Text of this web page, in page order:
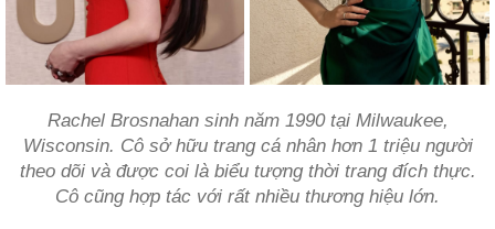
Rachel Brosnahan sinh năm 1990 tại Milwaukee,
Wisconsin. Cô sở hữu trang cá nhân hơn 1 triệu người
theo dõi và được coi là biểu tượng thời trang đích thực.
Cô cũng hợp tác với rất nhiều thương hiệu lớn.